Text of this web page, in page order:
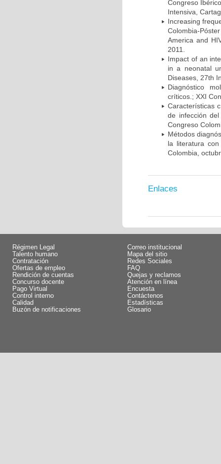
Congreso
Intensiva,
Increasing
Colombia-
America and
2011.
Impact of an
in a neonatal
Diseases, 27th
Diagnóstico
críticos.; XXI
Características
de infección
Congreso
Métodos
la literatura
Colombia,
Enlaces
Régimen Legal
Talento humano
Contratación
Ofertas de empleo
Rendición de cuentas
Concurso docente
Pago Virtual
Control interno
Calidad
Buzón de notificaciones
Correo institucional
Mapa del sitio
Redes Sociales
FAQ
Quejas y reclamos
Atención en línea
Encuesta
Contáctenos
Estadísticas
Glosario